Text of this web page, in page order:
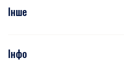
Фото
Подкасти
Інше
Тести
Інфо